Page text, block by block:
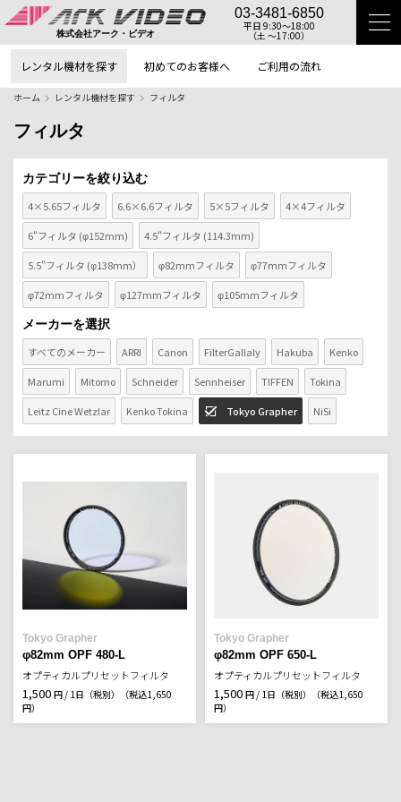
株式会社アーク・ビデオ
03-3481-6850
平日 9:30〜18:00
（土 〜17:00）
レンタル機材を探す 初めてのお客様へ ご利用の流れ
ホーム レンタル機材を探す フィルタ
フィルタ
カテゴリーを絞り込む
4×5.65フィルタ
6.6×6.6フィルタ 5×5フィルタ 4×4フィルタ
6"フィルタ (φ152mm) 4.5"フィルタ (114.3mm)
5.5"フィルタ (φ138mm） φ82mmフィルタ φ77mmフィルタ
φ72mmフィルタ φ127mmフィルタ φ105mmフィルタ
メーカーを選択
すべてのメーカー
ARRI Canon FilterGallaly Hakuba Kenko
Marumi Mitomo Schneider Sennheiser TIFFEN Tokina
Leitz Cine Wetzlar Kenko Tokina Tokyo Grapher NiSi
Tokyo Grapher
φ82mm OPF 480-L
オプティカルプリセットフィルタ
1,500 円 / 1日（税別）
（税込1,650
円）
Tokyo Grapher
φ82mm OPF 650-L
オプティカルプリセットフィルタ
1,500 円 / 1日（税別）
（税込1,650
円）